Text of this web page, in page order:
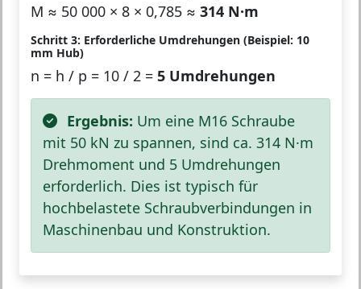
M ≈ 50 000 × 8 × 0,785 ≈ 314 N·m
Schritt 3: Erforderliche Umdrehungen (Beispiel: 10
mm Hub)
n = h / p = 10 / 2 = 5 Umdrehungen
Ergebnis: Um eine M16 Schraube
mit 50 kN zu spannen, sind ca. 314 N·m
Drehmoment und 5 Umdrehungen
erforderlich. Dies ist typisch für
hochbelastete Schraubverbindungen in
Maschinenbau und Konstruktion.